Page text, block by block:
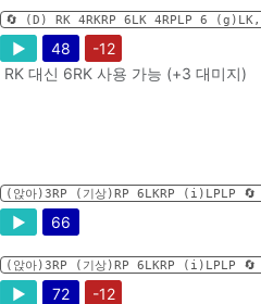
🔄️ (D) RK 4RKRP 6LK 4RPLP 6
▶ 48
-12
RK 대신 6RK 사용 가능 (+3 대미지)
(앉아)3RP (기상)RP 6LKRP (i)LPLP
▶ 66
(앉아)3RP (기상)RP 6LKRP (i)LPLP
▶ 72 -12